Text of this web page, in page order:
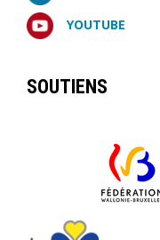
YOUTUBE
SOUTIENS